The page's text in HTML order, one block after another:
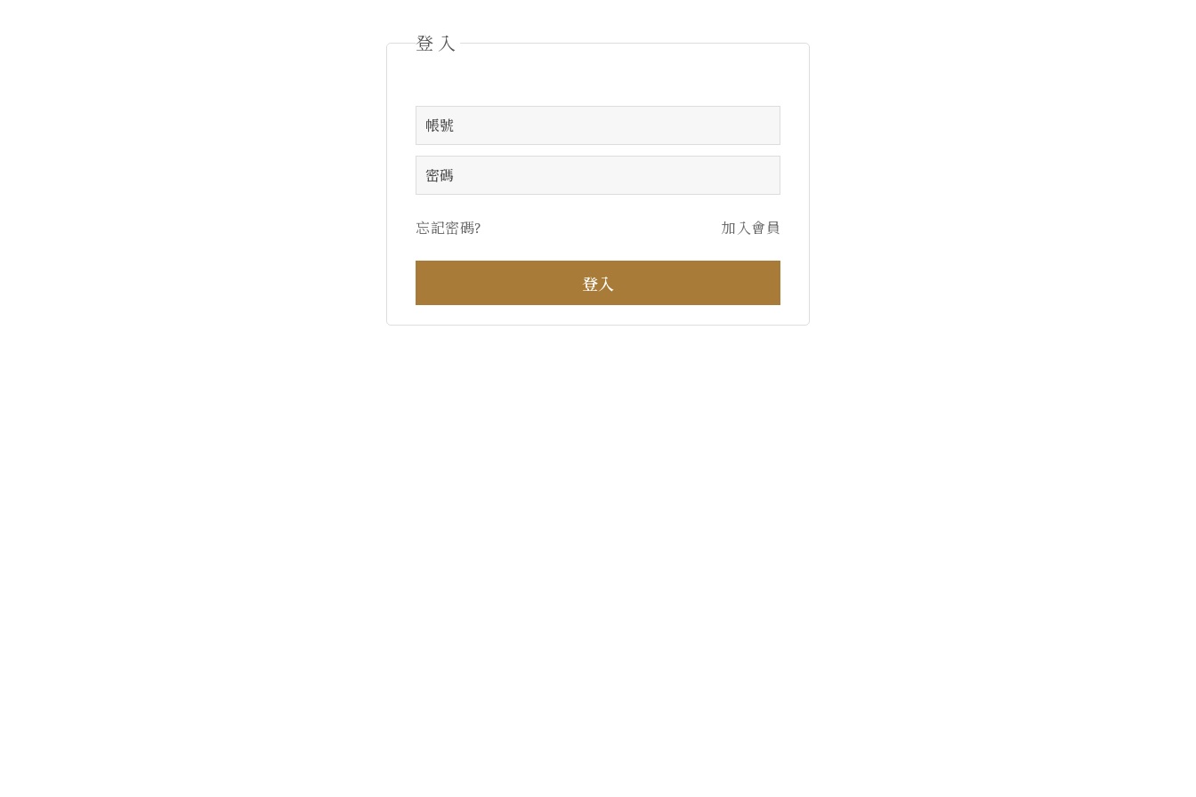
登入
忘記密碼? 加入會員